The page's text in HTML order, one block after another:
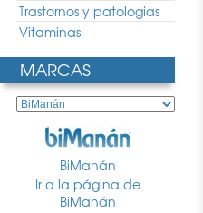
Trastornos y patologias
Vitaminas
MARCAS
BiManán
Ir a la página de
BiManán